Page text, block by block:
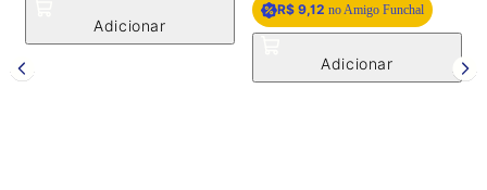
R$ 9,12 no Amigo Funchal